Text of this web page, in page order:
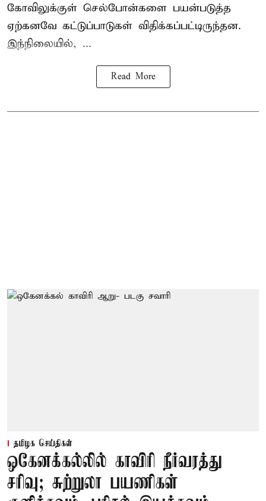
கோவிலுக்குள் செல்போன்களை பயன்படுத்த
ஏற்கனவே கட்டுப்பாடுகள் விதிக்கப்பட்டிருந்தன.
இந்நிலையில், ...
Read More
தமிழக செய்திகள்
ஒகேனக்கல்லில் காவிரி நீர்வரத்து
சரிவு; சுற்றுலா பயணிகள்